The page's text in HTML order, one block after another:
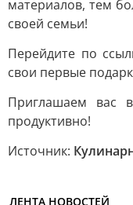
материалов, тем
своей семьи!
Перейдите по
свои первые
Приглашаем вас
продуктивно!
Источник:
ЛЕНТА НОВОСТЕЙ